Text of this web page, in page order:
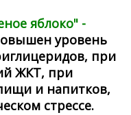
яблоко" -
уровень
при
ЖКТ, при
и напитков,
стресcе.